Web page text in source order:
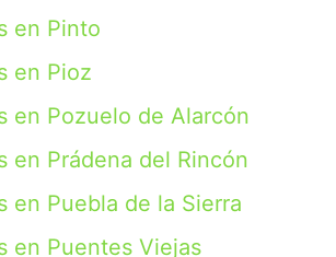
en Pinto
en Pioz
en Pozuelo de Alarcón
en Prádena del Rincón
en Puebla de la Sierra
en Puentes Viejas